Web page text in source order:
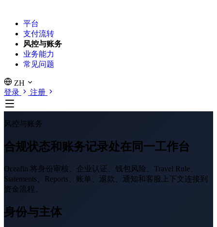
平台
支付流转
风控与账务
业务能力
常见问题
ZH
登录
注册
风控与账务
合规状态和账务记录处在同一工作台
Oceafin 将身份审核、企业认证、钱包风险、Travel Rule、
Statements、Reports、账单、退款、通知和客服上下文连接到
资金流程。
身份与主体